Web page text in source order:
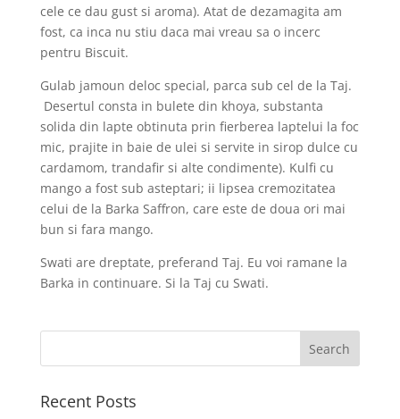
cele ce dau gust si aroma). Atat de dezamagita am
fost, ca inca nu stiu daca mai vreau sa o incerc
pentru Biscuit.
Gulab jamoun deloc special, parca sub cel de la Taj.
Desertul consta in bulete din khoya, substanta
solida din lapte obtinuta prin fierberea laptelui la foc
mic, prajite in baie de ulei si servite in sirop dulce cu
cardamom, trandafir si alte condimente). Kulfi cu
mango a fost sub asteptari; ii lipsea cremozitatea
celui de la Barka Saffron, care este de doua ori mai
bun si fara mango.
Swati are dreptate, preferand Taj. Eu voi ramane la
Barka in continuare. Si la Taj cu Swati.
Recent Posts